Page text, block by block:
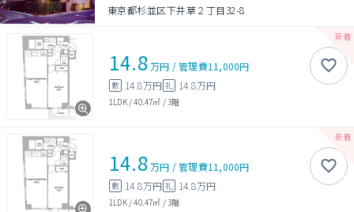
東京都杉並区下井草２丁目32-8
14.8万円 /管理費11,000円
敷 14.8万円 礼 14.8万円
1LDK/40.47㎡ /3階
14.8万円 /管理費11,000円
敷 14.8万円 礼 14.8万円
1LDK/40.47㎡ /3階